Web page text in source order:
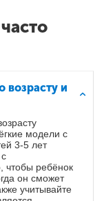
возрасту и
модели с
3-5 лет
чтобы ребёнок
он сможет
учитывайте